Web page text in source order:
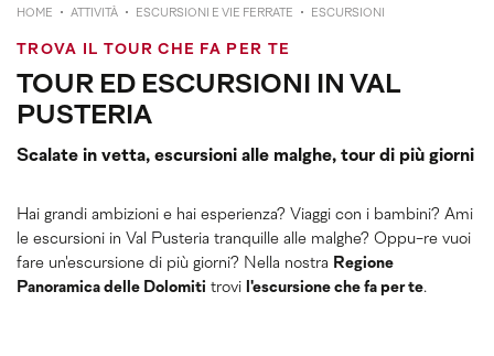
HOME ATTIVITÀ ESCURSIONI E VIE FERRATE ESCURSIONI
TROVA IL TOUR CHE FA PER TE
TOUR ED ESCURSIONI IN VAL
PUSTERIA
Scalate in vetta, escursioni alle malghe, tour di più giorni
Hai grandi ambizioni e hai esperienza? Viaggi con i bambini? Ami
le escursioni in Val Pusteria tranquille alle malghe? Oppu-re vuoi
fare un'escursione di più giorni? Nella nostra Regione
Panoramica delle Dolomiti trovi l'escursione che fa per te.